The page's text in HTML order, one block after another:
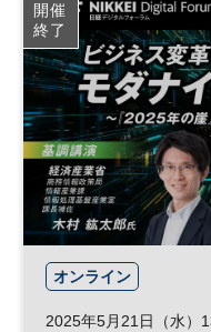
開催
終了
オンライン
2025年5月21日（水）